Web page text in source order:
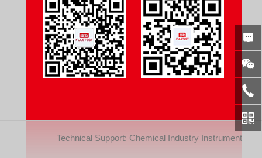
Technical Support: Chemical Industry Instrument